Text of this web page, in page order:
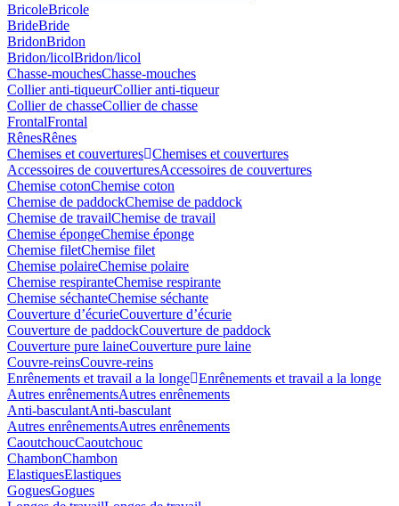
BricoleBricole
BrideBride
BridonBridon
Bridon/licolBridon/licol
Chasse-mouchesChasse-mouches
Collier anti-tiqueurCollier anti-tiqueur
Collier de chasseCollier de chasse
FrontalFrontal
RênesRênes
Chemises et couvertures Chemises et couvertures
Accessoires de couverturesAccessoires de couvertures
Chemise cotonChemise coton
Chemise de paddockChemise de paddock
Chemise de travailChemise de travail
Chemise épongeChemise éponge
Chemise filetChemise filet
Chemise polaireChemise polaire
Chemise respiranteChemise respirante
Chemise séchanteChemise séchante
Couverture d’écurieCouverture d’écurie
Couverture de paddockCouverture de paddock
Couverture pure laineCouverture pure laine
Couvre-reinsCouvre-reins
Enrênements et travail a la longe Enrênements et travail a la longe
Autres enrênementsAutres enrênements
Anti-basculantAnti-basculant
Autres enrênementsAutres enrênements
CaoutchoucCaoutchouc
ChambonChambon
ElastiquesElastiques
GoguesGogues